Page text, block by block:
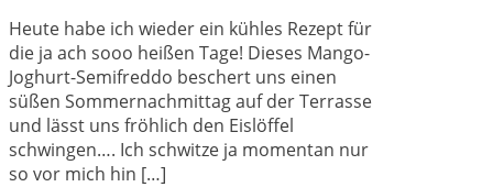
Heute habe ich wieder ein kühles Rezept für
die ja ach sooo heißen Tage! Dieses Mango-
Joghurt-Semifreddo beschert uns einen
süßen Sommernachmittag auf der Terrasse
und lässt uns fröhlich den Eislöffel
schwingen…. Ich schwitze ja momentan nur
so vor mich hin […]